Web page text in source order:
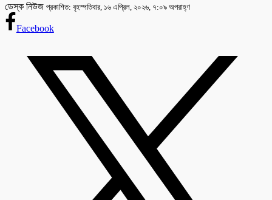
ডেস্ক নিউজ প্রকাশিত: বৃহস্পতিবার, ১৬ এপ্রিল, ২০২৬, ৭:০৯ অপরাহ্ণ
Facebook